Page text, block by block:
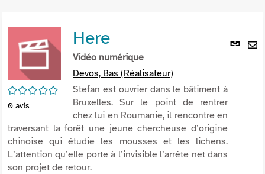
Lien
/5
0 avis
Here
Vidéo numérique
Devos, Bas (Réalisateur)
Stefan est ouvrier dans le bâtiment à
Bruxelles. Sur le point de rentrer
chez lui en Roumanie, il rencontre en
traversant la forêt une jeune chercheuse d’origine
chinoise qui étudie les mousses et les lichens.
L’attention qu’elle porte à l’invisible l’arrête net dans
son projet de retour.